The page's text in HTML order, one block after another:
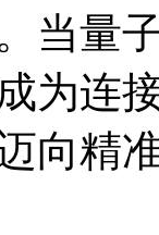
当量
为连
向精